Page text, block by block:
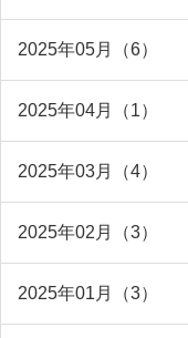
2025年05月（6）
2025年04月（1）
2025年03月（4）
2025年02月（3）
2025年01月（3）